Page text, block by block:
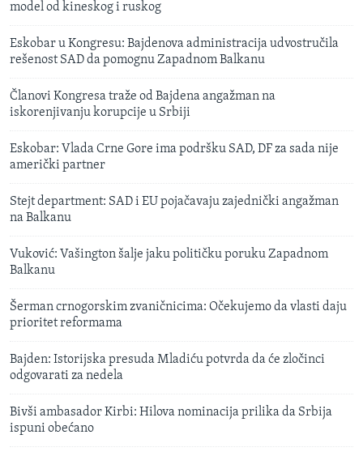
model od kineskog i ruskog
Eskobar u Kongresu: Bajdenova administracija udvostručila
rešenost SAD da pomognu Zapadnom Balkanu
Članovi Kongresa traže od Bajdena angažman na
iskorenjivanju korupcije u Srbiji
Eskobar: Vlada Crne Gore ima podršku SAD, DF za sada nije
američki partner
Stejt department: SAD i EU pojačavaju zajednički angažman
na Balkanu
Vuković: Vašington šalje jaku političku poruku Zapadnom
Balkanu
Šerman crnogorskim zvaničnicima: Očekujemo da vlasti daju
prioritet reformama
Bajden: Istorijska presuda Mladiću potvrda da će zločinci
odgovarati za nedela
Bivši ambasador Kirbi: Hilova nominacija prilika da Srbija
ispuni obećano